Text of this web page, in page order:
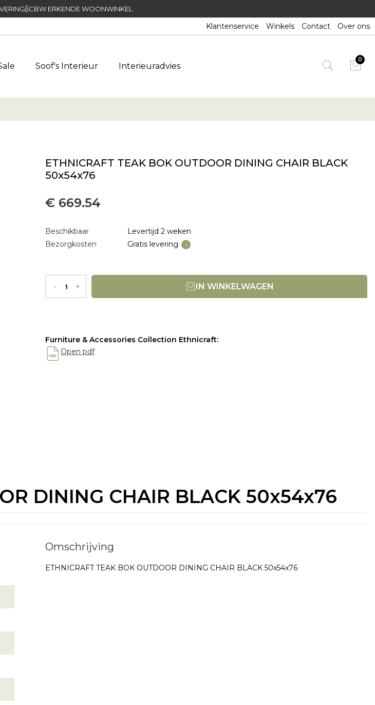
CBW ERKENDE WOONWINKEL
Klantenservice Winkels Contact Over ons
Soof's Interieur Interieuradvies
ETHNICRAFT TEAK BOK OUTDOOR DINING CHAIR BLACK
50x54x76
€ 669.54
Beschikbaar
Levertijd 2 weken
Bezorgkosten
Gratis levering i
- + IN WINKELWAGEN
Furniture & Accessories Collection Ethnicraft:
Open pdf
DINING CHAIR BLACK 50x54x76
ETHNICRAFT TEAK BOK OUTDOOR DINING CHAIR BLACK 50x54x76